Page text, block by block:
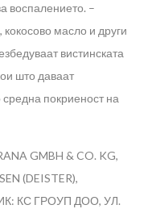
воспалението. –
кокосово масло и други
вистинската
што даваат
средна покриеност на
GMBH & CO. KG,
(DEISTER),
КС ГРОУП ДОО, УЛ.